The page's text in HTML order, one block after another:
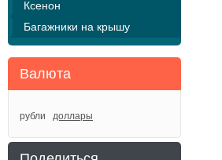
Ксенон
Багажники на крышу
Валюта
рубли доллары